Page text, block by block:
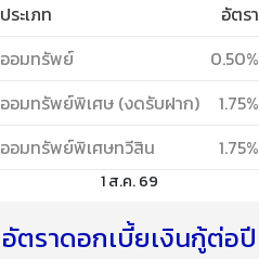
ประเภท
อัตรา
ออมทรัพย์
0.50%
ออมทรัพย์พิเศษ (งดรับฝาก)
1.75%
ออมทรัพย์พิเศษทวีสิน
1.75%
1 ส.ค. 69
อัตราดอกเบี้ยเงินกู้ต่อปี